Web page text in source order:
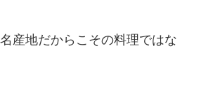
産地だからこその料理ではな